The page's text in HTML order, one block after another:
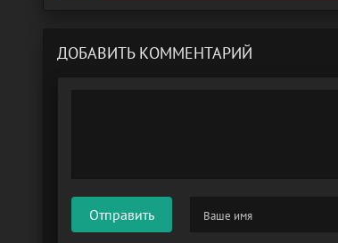
ДОБАВИТЬ КОММЕНТАРИЙ
Отправить